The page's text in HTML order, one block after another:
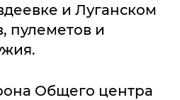
и Луганском
пулеметов и
Общего центра